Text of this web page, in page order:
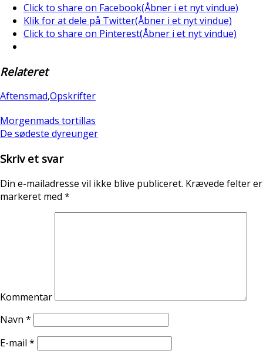
Click to share on Facebook(Åbner i et nyt vindue)
Klik for at dele på Twitter(Åbner i et nyt vindue)
Click to share on Pinterest(Åbner i et nyt vindue)
Relateret
Aftensmad,Opskrifter
Morgenmads tortillas
De sødeste dyreunger
Skriv et svar
Din e-mailadresse vil ikke blive publiceret. Krævede felter er
markeret med *
Kommentar
Navn *
E-mail *